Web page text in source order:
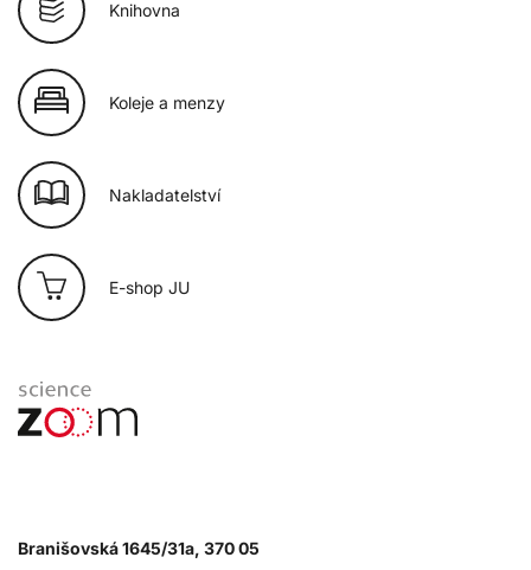
Knihovna
Koleje a menzy
Nakladatelství
E-shop JU
Branišovská 1645/31a, 370 05